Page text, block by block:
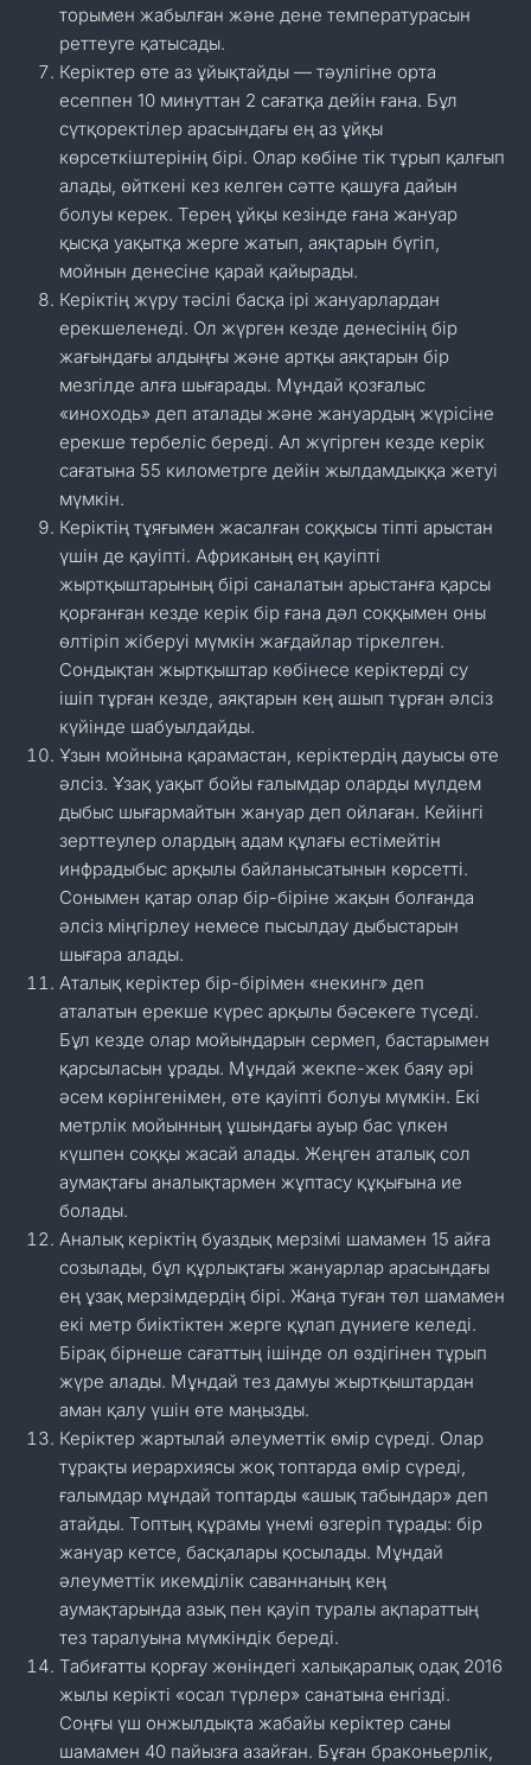
торымен жабылған және дене температурасын
реттеуге қатысады.
Керіктер өте аз ұйықтайды — тәулігіне орта
есеппен 10 минуттан 2 сағатқа дейін ғана. Бұл
сүтқоректілер арасындағы ең аз ұйқы
көрсеткіштерінің бірі. Олар көбіне тік тұрып қалғып
алады, өйткені кез келген сәтте қашуға дайын
болуы керек. Терең ұйқы кезінде ғана жануар
қысқа уақытқа жерге жатып, аяқтарын бүгіп,
мойнын денесіне қарай қайырады.
Керіктің жүру тәсілі басқа ірі жануарлардан
ерекшеленеді. Ол жүрген кезде денесінің бір
жағындағы алдыңғы және артқы аяқтарын бір
мезгілде алға шығарады. Мұндай қозғалыс
«иноходь» деп аталады және жануардың жүрісіне
ерекше тербеліс береді. Ал жүгірген кезде керік
сағатына 55 километрге дейін жылдамдыққа жетуі
мүмкін.
Керіктің тұяғымен жасалған соққысы тіпті арыстан
үшін де қауіпті. Африканың ең қауіпті
жыртқыштарының бірі саналатын арыстанға қарсы
қорғанған кезде керік бір ғана дәл соққымен оны
өлтіріп жіберуі мүмкін жағдайлар тіркелген.
Сондықтан жыртқыштар көбінесе керіктерді су
ішіп тұрған кезде, аяқтарын кең ашып тұрған әлсіз
күйінде шабуылдайды.
Ұзын мойнына қарамастан, керіктердің дауысы өте
әлсіз. Ұзақ уақыт бойы ғалымдар оларды мүлдем
дыбыс шығармайтын жануар деп ойлаған. Кейінгі
зерттеулер олардың адам құлағы естімейтін
инфрадыбыс арқылы байланысатынын көрсетті.
Сонымен қатар олар бір-біріне жақын болғанда
әлсіз міңгірлеу немесе пысылдау дыбыстарын
шығара алады.
Аталық керіктер бір-бірімен «некинг» деп
аталатын ерекше күрес арқылы бәсекеге түседі.
Бұл кезде олар мойындарын сермеп, бастарымен
қарсыласын ұрады. Мұндай жекпе-жек баяу әрі
әсем көрінгенімен, өте қауіпті болуы мүмкін. Екі
метрлік мойынның ұшындағы ауыр бас үлкен
күшпен соққы жасай алады. Жеңген аталық сол
аумақтағы аналықтармен жұптасу құқығына ие
болады.
Аналық керіктің буаздық мерзімі шамамен 15 айға
созылады, бұл құрлықтағы жануарлар арасындағы
ең ұзақ мерзімдердің бірі. Жаңа туған төл шамамен
екі метр биіктіктен жерге құлап дүниеге келеді.
Бірақ бірнеше сағаттың ішінде ол өздігінен тұрып
жүре алады. Мұндай тез дамуы жыртқыштардан
аман қалу үшін өте маңызды.
Керіктер жартылай әлеуметтік өмір сүреді. Олар
тұрақты иерархиясы жоқ топтарда өмір сүреді,
ғалымдар мұндай топтарды «ашық табындар» деп
атайды. Топтың құрамы үнемі өзгеріп тұрады: бір
жануар кетсе, басқалары қосылады. Мұндай
әлеуметтік икемділік саваннаның кең
аумақтарында азық пен қауіп туралы ақпараттың
тез таралуына мүмкіндік береді.
Табиғатты қорғау жөніндегі халықаралық одақ 2016
жылы керікті «осал түрлер» санатына енгізді.
Соңғы үш онжылдықта жабайы керіктер саны
шамамен 40 пайызға азайған. Бұған браконьерлік,